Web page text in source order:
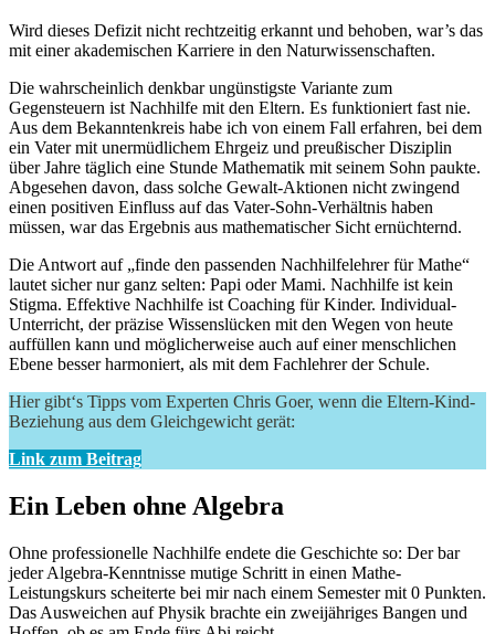
Wird dieses Defizit nicht rechtzeitig erkannt und behoben, war’s das
mit einer akademischen Karriere in den Naturwissenschaften.
Die wahrscheinlich denkbar ungünstigste Variante zum
Gegensteuern ist Nachhilfe mit den Eltern. Es funktioniert fast nie.
Aus dem Bekanntenkreis habe ich von einem Fall erfahren, bei dem
ein Vater mit unermüdlichem Ehrgeiz und preußischer Disziplin
über Jahre täglich eine Stunde Mathematik mit seinem Sohn paukte.
Abgesehen davon, dass solche Gewalt-Aktionen nicht zwingend
einen positiven Einfluss auf das Vater-Sohn-Verhältnis haben
müssen, war das Ergebnis aus mathematischer Sicht ernüchternd.
Die Antwort auf „finde den passenden Nachhilfelehrer für Mathe“
lautet sicher nur ganz selten: Papi oder Mami. Nachhilfe ist kein
Stigma. Effektive Nachhilfe ist Coaching für Kinder. Individual-
Unterricht, der präzise Wissenslücken mit den Wegen von heute
auffüllen kann und möglicherweise auch auf einer menschlichen
Ebene besser harmoniert, als mit dem Fachlehrer der Schule.
Hier gibt‘s Tipps vom Experten Chris Goer, wenn die Eltern-Kind-
Beziehung aus dem Gleichgewicht gerät:
Link zum Beitrag
Ein Leben ohne Algebra
Ohne professionelle Nachhilfe endete die Geschichte so: Der bar
jeder Algebra-Kenntnisse mutige Schritt in einen Mathe-
Leistungskurs scheiterte bei mir nach einem Semester mit 0 Punkten.
Das Ausweichen auf Physik brachte ein zweijähriges Bangen und